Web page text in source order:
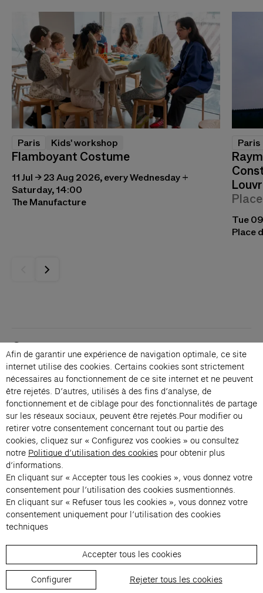
Paris Kids' workshop
Flamboyant Costume
11 Jul → 23 Aug 2026, every Wednesday +
Saturday, 14:00
The Manufacture
Paris
Tue
Place
Contacts
Membership
Press
Private events
Change language 
Subscribe to our newsletter
Fondation Cartier uses your email address to send you its newsletter.
You can unsubscribe at any time using the unsubscribe link. For more
information, see our privacy policy.
Instagram (opens in a new tab)
Facebook (opens in a new tab)
Pinterest (opens in a new tab)
Youtube (opens in a new tab)
Spotify (opens in a new tab)
LinkedIn (opens in a new tab)
Google Arts & Culture (opens in a new tab)
© 2026 Fondation Cartier
Visitor Regulations Ticketing Terms & Conditions
Afin de garantir une expérience de navigation optimale, ce site
internet utilise des cookies. Certains cookies sont strictement
nécessaires au fonctionnement de ce site internet et ne peuvent
être rejetés. D’autres, utilisés à des fins d’analyse, de
fonctionnement et de ciblage pour des fonctionnalités de partage
sur les réseaux sociaux, peuvent être rejetés.Pour modifier ou
retirer votre consentement concernant tout ou partie des
cookies, cliquez sur « Configurez vos cookies » ou consultez
notre Politique d’utilisation des cookies pour obtenir plus
d’informations.
En cliquant sur « Accepter tous les cookies », vous donnez votre
consentement pour l’utilisation des cookies susmentionnés.
En cliquant sur « Refuser tous les cookies », vous donnez votre
consentement uniquement pour l’utilisation des cookies
techniques
Accepter tous les cookies
Configurer Rejeter tous les cookies